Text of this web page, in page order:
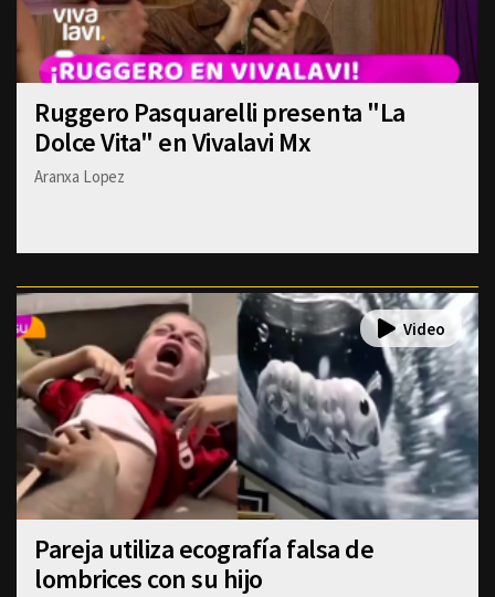
Ruggero Pasquarelli presenta "La
Dolce Vita" en Vivalavi Mx
Aranxa Lopez
Pareja utiliza ecografía falsa de
lombrices con su hijo